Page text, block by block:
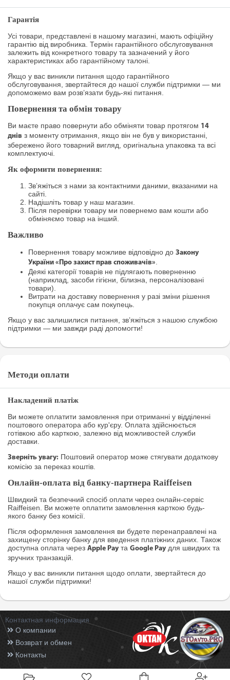
Гарантія
Усі товари, представлені в нашому магазині, мають офіційну
гарантію від виробника. Термін гарантійного обслуговування
залежить від конкретного товару та зазначений у його
характеристиках або гарантійному талоні.
Якщо у вас виникли питання щодо гарантійного
обслуговування, звертайтеся до нашої служби підтримки — ми
допоможемо вам розв’язати будь-які питання.
Повернення та обмін товару
Ви маєте право повернути або обміняти товар протягом 14
днів з моменту отримання, якщо він не був у використанні,
збережено його товарний вигляд, оригінальна упаковка та всі
комплектуючі.
Як оформити повернення:
Зв’яжіться з нами за контактними даними, вказаними на
сайті.
Надішліть товар у наш магазин.
Після перевірки товару ми повернемо вам кошти або
обміняємо товар на інший.
Важливо
Повернення товару можливе відповідно до Закону
України «Про захист прав споживачів»
Деякі категорії товарів не підлягають поверненню
(наприклад, засоби гігієни, білизна, персоналізовані
товари).
Витрати на доставку повернення у разі зміни рішення
покупця оплачує сам покупець.
Якщо у вас залишилися питання, зв’яжіться з нашою службою
підтримки — ми завжди раді допомогти!
Методи оплати
Накладений платіж
Ви можете оплатити замовлення при отриманні у відділенні
поштового оператора або кур'єру. Оплата здійснюється
готівкою або карткою, залежно від можливостей служби
доставки.
Зверніть увагу: Поштовий оператор може стягувати додаткову
комісію за переказ коштів.
Онлайн-оплата від банку-партнера Raiffeisen
Швидкий та безпечний спосіб оплати через онлайн-сервіс
Raiffeisen. Ви можете оплатити замовлення карткою будь-
якого банку без комісії.
Після оформлення замовлення ви будете перенаправлені на
захищену сторінку банку для введення платіжних даних. Також
доступна оплата через Apple Pay та Google Pay для швидких та
зручних транзакцій.
Якщо у вас виникли питання щодо оплати, звертайтеся до
нашої служби підтримки!
Контактная информация
О компании
Возврат и обмен
Контакты